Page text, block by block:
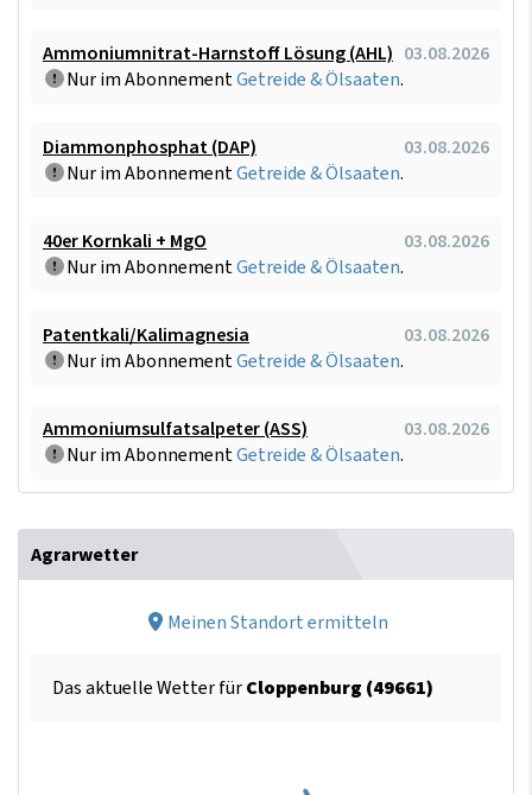
Ammoniumnitrat-Harnstoff Lösung (AHL) 03.08.2026
Nur im AbonnementGetreide & Ölsaaten.
Diammonphosphat (DAP)
03.08.2026
Nur im AbonnementGetreide & Ölsaaten.
40er Kornkali + MgO
03.08.2026
Nur im AbonnementGetreide & Ölsaaten.
Patentkali/Kalimagnesia
03.08.2026
Nur im AbonnementGetreide & Ölsaaten.
Ammoniumsulfatsalpeter (ASS)
03.08.2026
Nur im AbonnementGetreide & Ölsaaten.
Agrarwetter
Meinen Standort ermitteln
Das aktuelle Wetter fürCloppenburg (49661)